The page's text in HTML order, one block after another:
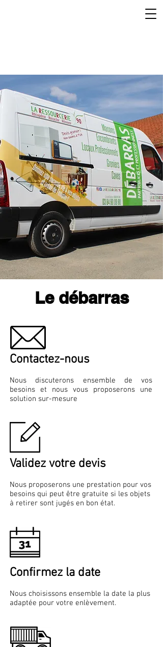
Le débarras
Contactez-nous
Nous discuterons ensemble de vos
besoins et nous vous proposerons une
solution sur-mesure
Validez votre devis
Nous proposerons une prestation pour vos
besoins qui peut être gratuite si les objets
à retirer sont jugés en bon état.
Confirmez la date
Nous choisissons ensemble la date la plus
adaptée pour votre enlèvement.